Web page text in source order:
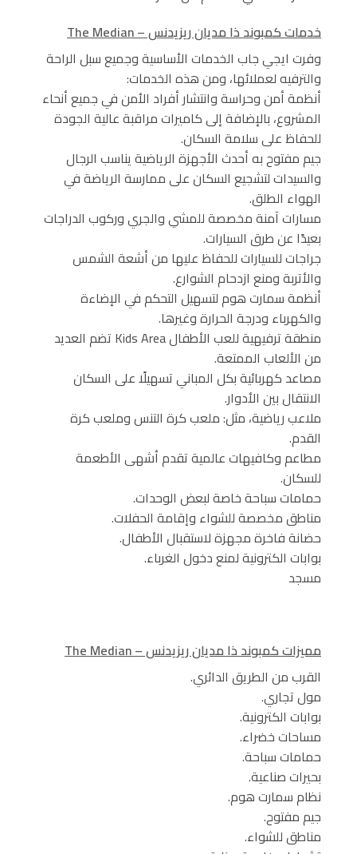
خدمات كمبوند ذا مديان ريزيدنس – The Median
وفرت ايجي جاب الخدمات الأساسية وجميع سبل الراحة
والترفيه لعملائها، ومن هذه الخدمات:
أنظمة أمن وحراسة وانتشار أفراد الأمن في جميع أنحاء
المشروع، بالإضافة إلى كاميرات مراقبة عالية الجودة
للحفاظ على سلامة السكان.
جيم مفتوح به أحدث الأجهزة الرياضية يناسب الرجال
والسيدات لتشجيع السكان على ممارسة الرياضة في
الهواء الطلق.
مسارات آمنة مخصصة للمشي والجري وركوب الدراجات
بعيدًا عن طرق السيارات.
جراجات للسيارات للحفاظ عليها من أشعة الشمس
والأتربة ومنع ازدحام الشوارع.
أنظمة سمارت هوم لتسهيل التحكم في الإضاءة
والكهرباء ودرجة الحرارة وغيرها.
منطقة ترفيهية للعب الأطفال Kids Area تضم العديد
من الألعاب الممتعة.
مصاعد كهربائية بكل المباني تسهيلًا على السكان
الانتقال بين الأدوار.
ملاعب رياضية، مثل: ملعب كرة التنس وملعب كرة
القدم.
مطاعم وكافيهات عالمية تقدم أشهى الأطعمة
للسكان.
حمامات سباحة خاصة لبعض الوحدات.
مناطق مخصصة للشواء وإقامة الحفلات.
حضانة فاخرة مجهزة لاستقبال الأطفال.
بوابات الكترونية لمنع دخول الغرباء.
مسجد
مميزات كمبوند ذا مديان ريزيدنس – The Median
القرب من الطريق الدائري.
مول تجاري.
بوابات الكترونية.
مساحات خضراء.
حمامات سباحة.
بحيرات صناعية.
نظام سمارت هوم.
جيم مفتوح.
مناطق للشواء.